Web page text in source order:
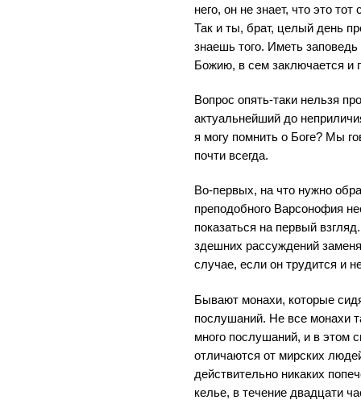
него, он не знает, что это
Так и ты, брат, целый день
знаешь того. Иметь заповедь
Божию, в сем заключается и
Вопрос опять-таки нельзя
актуальнейший до
я могу помнить о Боге? Мы
почти всегда.
Во-первых, на что нужно
преподобного Варсонофия
показаться на первый
здешних рассуждений
случае, если он трудится и
Бывают монахи, которые
послушаний. Не все монахи
много послушаний, и в этом
отличаются от мирских
действительно никаких
келье, в течение двадцати